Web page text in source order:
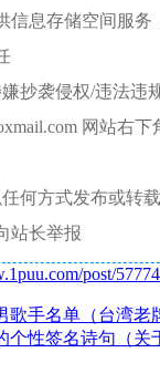
信息存储空间服务
抄袭侵权/违法违
网站右
何方式发布或转
站长举报
post/
歌手名单（台湾老
个性签名诗句（关